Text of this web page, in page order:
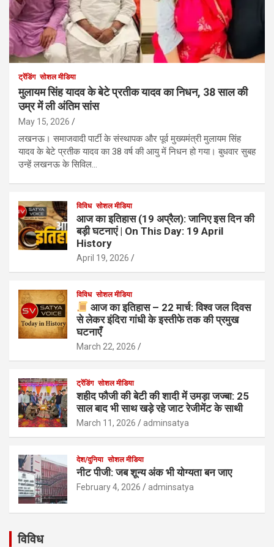
ट्रेंडिंग सोशल मीडिया
मुलायम सिंह यादव के बेटे प्रतीक यादव का निधन, 38 साल की
उम्र में ली अंतिम सांस
May 15, 2026
लखनऊ। समाजवादी पार्टी के संस्थापक और पूर्व मुख्यमंत्री मुलायम सिंह
यादव के बेटे प्रतीक यादव का 38 वर्ष की आयु में निधन हो गया। बुधवार सुबह
उन्हें लखनऊ के सिविल…
विविध सोशल मीडिया
आज का इतिहास (19 अप्रैल): जानिए इस दिन की
बड़ी घटनाएं | On This Day: 19 April
History
April 19, 2026
विविध सोशल मीडिया
आज का इतिहास – 22 मार्च: विश्व जल दिवस
से लेकर इंदिरा गांधी के इस्तीफे तक की प्रमुख
घटनाएँ
March 22, 2026
ट्रेंडिंग सोशल मीडिया
शहीद फौजी की बेटी की शादी में उमड़ा जज्बा: 25
साल बाद भी साथ खड़े रहे जाट रेजीमेंट के साथी
March 11, 2026 adminsatya
देश/दुनिया सोशल मीडिया
नीट पीजी: जब शून्य अंक भी योग्यता बन जाए
February 4, 2026 adminsatya
विविध